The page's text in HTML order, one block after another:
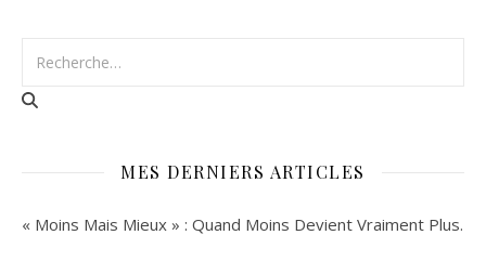
MES DERNIERS ARTICLES
« Moins Mais Mieux » : Quand Moins Devient Vraiment Plus.